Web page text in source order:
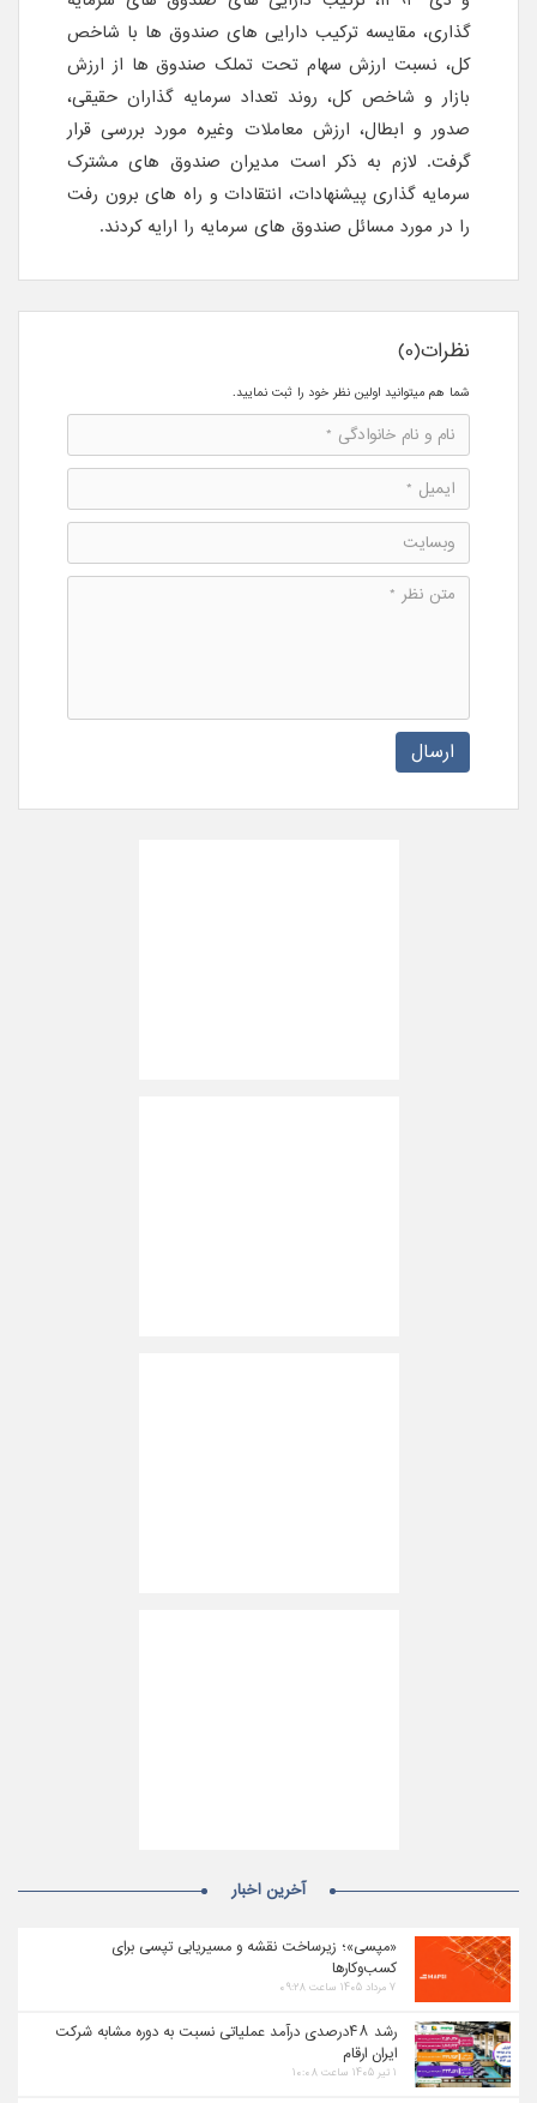
گذاری، مقایسه ترکیب دارایی های صندوق ها با شاخص
کل، نسبت ارزش سهام تحت تملک صندوق ها از ارزش
بازار و شاخص کل، روند تعداد سرمایه گذاران حقیقی،
صدور و ابطال، ارزش معاملات وغیره مورد بررسی قرار
گرفت. لازم به ذکر است مدیران صندوق های مشترک
سرمایه گذاری پیشنهادات، انتقادات و راه های برون رفت
را در مورد مسائل صندوق های سرمایه را ارایه کردند.
نظرات(0)
شما هم میتوانید اولین نظر خود را ثبت نمایید.
ارسال
آخرین اخبار
«مپسی»؛ زیرساخت نقشه و مسیریابی تپسی برای
کسب‌وکارها
۷ مرداد ۱۴۰۵ ساعت ۰۹:۲۸
رشد ۴۸درصدی درآمد عملیاتی نسبت به دوره مشابه شرکت
ایران ارقام
۱ تیر ۱۴۰۵ ساعت ۱۰:۰۸